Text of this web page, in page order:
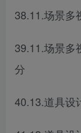
38.11.场景多
39.11.场景多
分
40.13.道具设